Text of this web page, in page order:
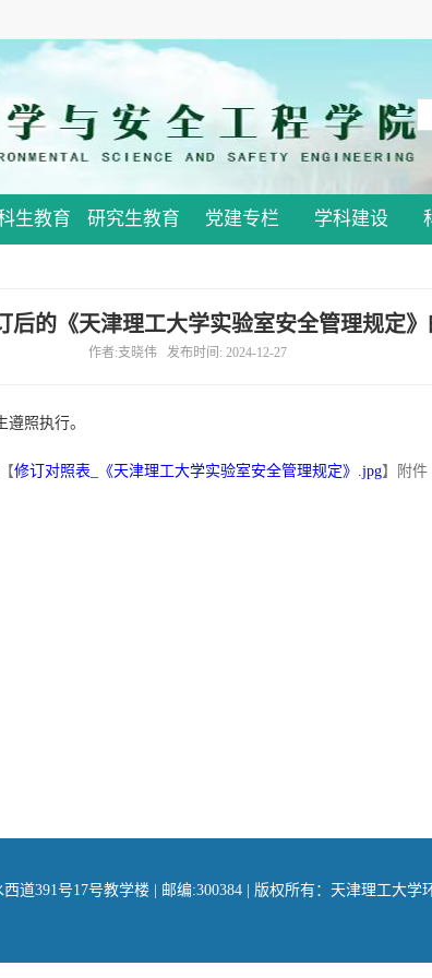
生教育 研究生教育 党建专栏 学科建设
后的《天津理工大学实验室安全管理规定》
作者:支晓伟 发布时间: 2024-12-27
照执行。
修订对照表_《天津理工大学实验室安全管理规定》.jpg】 附件
道391号17号教学楼 | 邮编:300384 | 版权所有：天津理工大学